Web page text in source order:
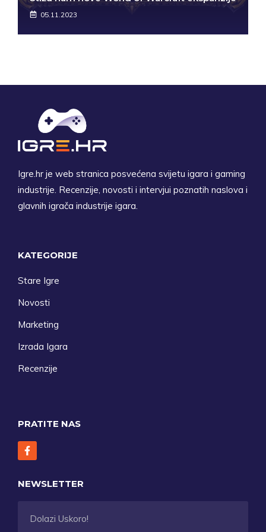
05.11.2023
Igre.hr je web stranica posvećena svijetu igara i gaming
industrije. Recenzije, novosti i intervjui poznatih naslova i
glavnih igrača industrije igara.
KATEGORIJE
Stare Igre
Novosti
Marketing
Izrada Igara
Recenzije
PRATITE NAS
NEWSLETTER
Dolazi Uskoro!